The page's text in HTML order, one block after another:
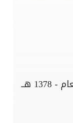
التقويم القطري بتوقيت الدوحة - لعام - 1378 هــ